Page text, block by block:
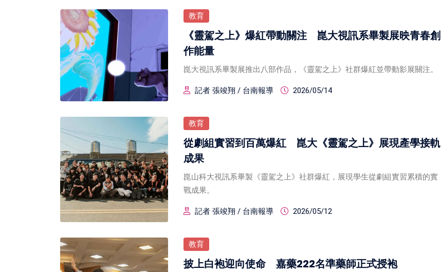
教育
《靈駕之上》爆紅帶動關注 崑大視訊系畢製展映青春創
作能量
崑大視訊系畢製展推出八部作品，《靈駕之上》社群爆紅並帶動影展關注。
記者 張竣翔 / 台南報導 2026/05/14
教育
從劇組實習到百萬爆紅 崑大《靈駕之上》展現產學接軌
成果
崑山科大視訊系畢製《靈駕之上》社群爆紅，展現學生從劇組實習累積的實
戰成果。
記者 張竣翔 / 台南報導 2026/05/12
教育
披上白袍迎向使命 嘉藥222名準藥師正式授袍